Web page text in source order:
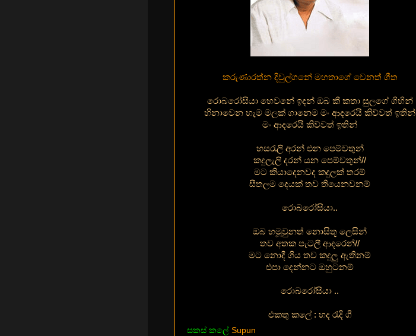
කරුණාරත්න දිවුල්ගනේ මහතාගේ වෙනත් ගීත
රොබරෝසියා හෙවනේ ඉදන් ඔබ කී කතා සුලගේ ගිහින්
හිනාවෙන හැම මලක් ගානෙම මං ආදරෙයි කිව්වත් ඉතින්
මං ආදරෙයි කිව්වත් ඉතින්
හසරැලි අරන් එන පෙම්වතුන්
කදුලැලි දරන් යන පෙම්වතුන්//
මට කියාදෙනවද කදුලක් තරම්
සීතලම දෙයක් තව තියෙනවනම්
රොබරෝසියා..
ඔබ හමූවුනත් නොසිතූ ලෙසින්
තව අතක පැටලී ආදරෙන්//
මට නොදී ගිය තව කදුලු ඇතිනම්
එපා දෙන්නට ඔහුටනම්
රොබරෝසියා ..
එකතු කලේ : හද රැදි ගී
සකස් කලේ Supun